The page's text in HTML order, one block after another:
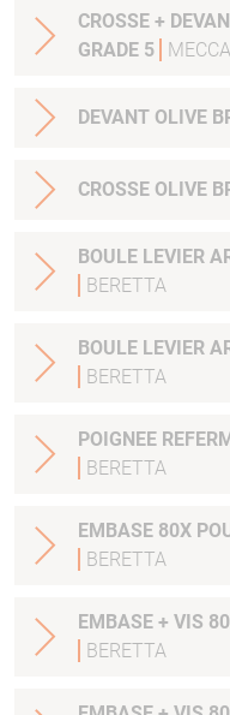
CROSSE +
GRADE 5
DEVANT OLIVE
CROSSE OLIVE
BOULE LEVIER
BERETTA
BOULE LEVIER
BERETTA
POIGNEE
BERETTA
EMBASE 80X
BERETTA
EMBASE + VIS
BERETTA